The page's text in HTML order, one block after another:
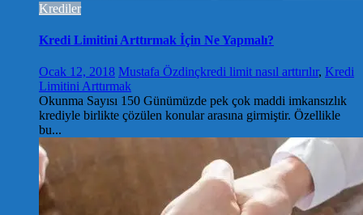
Krediler
Kredi Limitini Arttırmak İçin Ne Yapmalı?
Ocak 12, 2018 Mustafa Özdinçkredi limit nasıl arttırılır, Kredi
Limitini Arttırmak
Okunma Sayısı 150 Günümüzde pek çok maddi imkansızlık
krediyle birlikte çözülen konular arasına girmiştir. Özellikle
bu...